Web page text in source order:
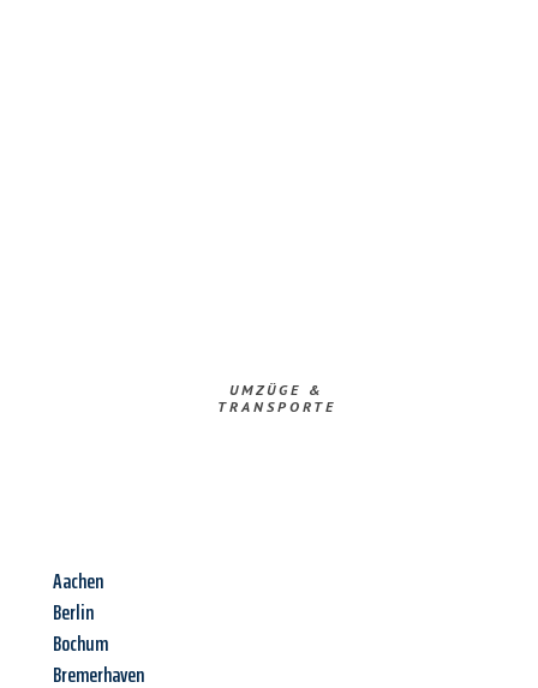
UMZÜGE &
TRANSPORTE
Aachen
Berlin
Bochum
Bremerhaven